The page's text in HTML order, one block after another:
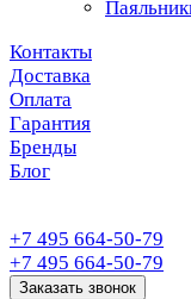
Контакты
Доставка
Оплата
Гарантия
Бренды
Блог
+7 495 664-50-79
+7 495 664-50-79
Заказать звонок